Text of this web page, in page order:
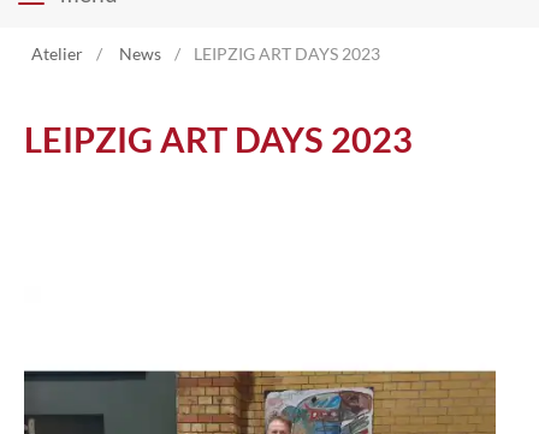
News
Atelier News LEIPZIG ART DAYS 2023
LEIPZIG ART DAYS 2023